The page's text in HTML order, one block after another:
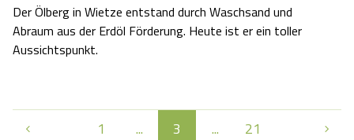
Der Ölberg in Wietze entstand durch Waschsand und
Abraum aus der Erdöl Förderung. Heute ist er ein toller
Aussichtspunkt.
1 ... 3 ... 21